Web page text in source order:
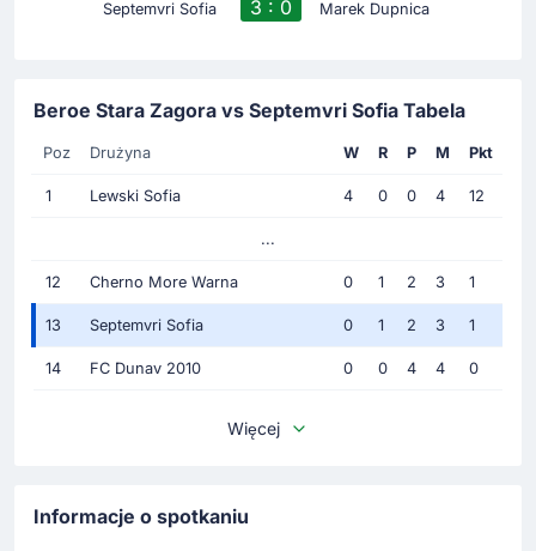
Septemvri Sofia
3 : 0 Marek Dupnica
Beroe Stara Zagora vs Septemvri Sofia Tabela
Poz Drużyna W R P M Pkt
1 Lewski Sofia 4 0 0 4 12
...
12 Cherno More Warna 0 1 2 3 1
13 Septemvri Sofia 0 1 2 3 1
14 FC Dunav 2010 0 0 4 4 0
Więcej
Informacje o spotkaniu